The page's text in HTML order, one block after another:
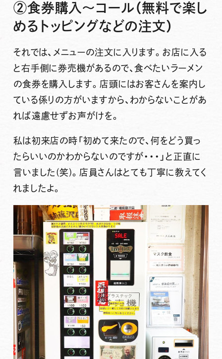
②食券購入～コール（無料で楽し
めるトッピングなどの注文）
それでは、メニューの注文に入ります。お店に入る
と右手側に券売機があるので、食べたいラーメン
の食券を購入 します。店頭にはお客さんを案内し
ている係りの方がいますから、わからないことがあ
れば遠慮せずお声がけを。
私は初来店の時「初めて来たので、何をどう買っ
たらいいのかわからないのですが・・・」と正直に
言いました(笑)。店員さんはとても丁寧に教えてく
れましたよ。